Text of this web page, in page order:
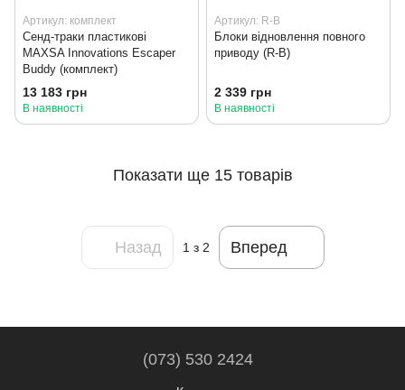
Артикул: комплект
Сенд-траки пластикові
MAXSA Innovations Escaper
Buddy (комплект)
13 183 грн
В наявності
Артикул: R-B
Блоки відновлення повного
приводу (R-B)
2 339 грн
В наявності
Показати ще 15 товарів
Назад 1 з 2 Вперед
(073) 530 2424